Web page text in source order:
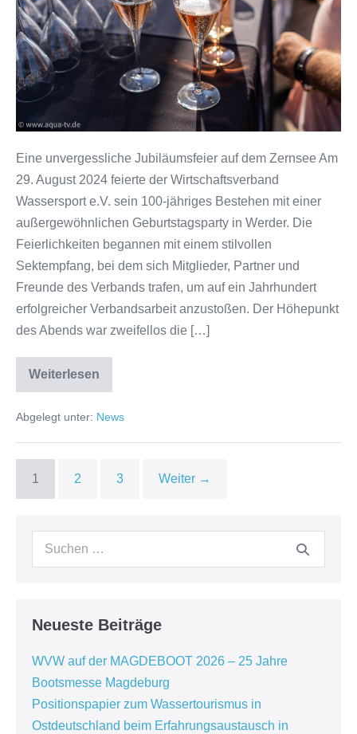
WVW.
Eine unvergessliche Jubiläumsfeier auf dem Zernsee Am
29. August 2024 feierte der Wirtschaftsverband
Wassersport e.V. sein 100-jähriges Bestehen mit einer
außergewöhnlichen Geburtstagsparty in Werder. Die
Feierlichkeiten begannen mit einem stilvollen
Sektempfang, bei dem sich Mitglieder, Partner und
Freunde des Verbands trafen, um auf ein Jahrhundert
erfolgreicher Verbandsarbeit anzustoßen. Der Höhepunkt
des Abends war zweifellos die […]
Weiterlesen
Wir
feiern
Jahre
Abgelegt unter: News
1 2 3 Weiter →
Suche
Neueste Beiträge
WVW auf der MAGDEBOOT 2026 – 25 Jahre
Bootsmesse Magdeburg
Positionspapier zum Wassertourismus in
Ostdeutschland beim Erfahrungsaustausch in